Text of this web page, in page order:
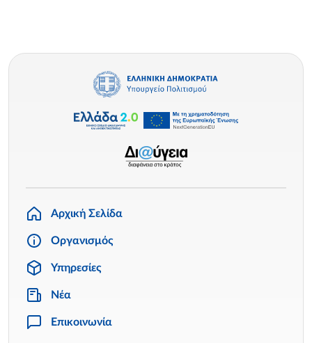
Αρχική Σελίδα
Οργανισμός
Υπηρεσίες
Νέα
Επικοινωνία